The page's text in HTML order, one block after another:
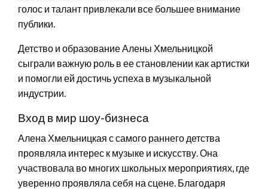
голос и талант привлекали все большее внимание
публики.
Детство и образование Алены Хмельницкой
сыграли важную роль в ее становлении как артистки
и помогли ей достичь успеха в музыкальной
индустрии.
Вход в мир шоу-бизнеса
Алена Хмельницкая с самого раннего детства
проявляла интерес к музыке и искусству. Она
участвовала во многих школьных мероприятиях, где
уверенно проявляла себя на сцене. Благодаря